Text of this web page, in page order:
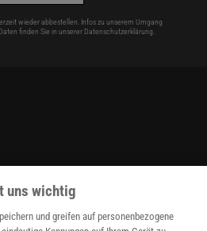
wieder abbestellen. Infos zu unserem Umgang
finden Sie in unserer Datenschutzerklärung.
uns wichtig
und greifen auf personenbezogene